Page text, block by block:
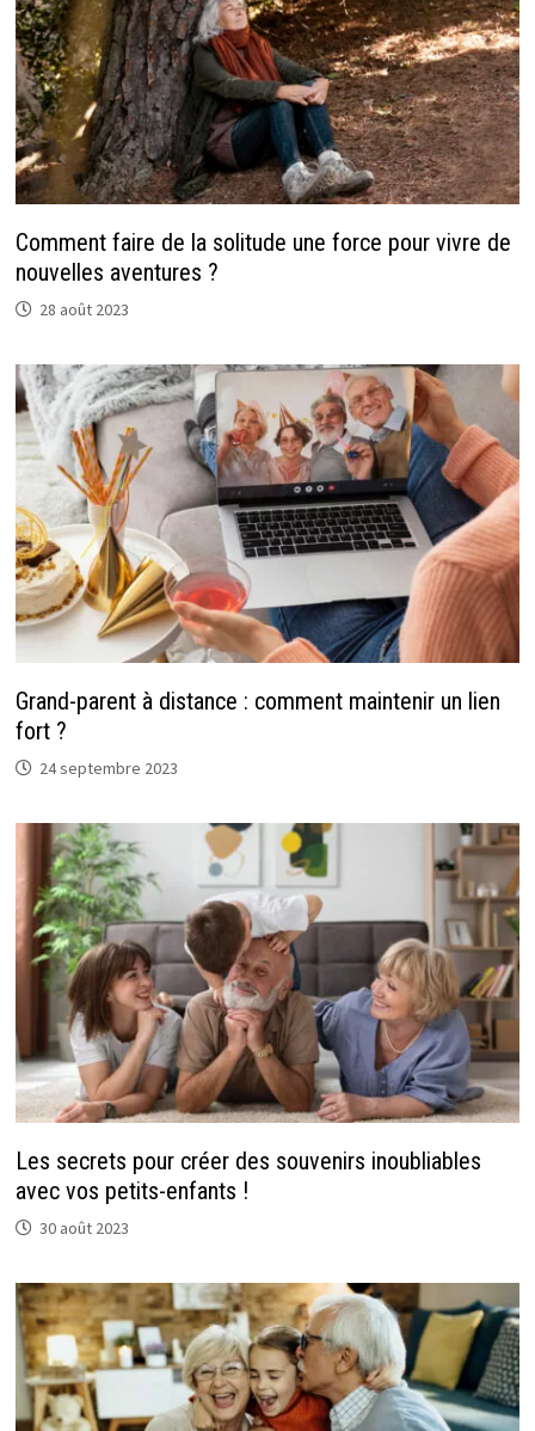
Comment faire de la solitude une force pour vivre de
nouvelles aventures ?
28 août 2023
Grand-parent à distance : comment maintenir un lien
fort ?
24 septembre 2023
Les secrets pour créer des souvenirs inoubliables
avec vos petits-enfants !
30 août 2023